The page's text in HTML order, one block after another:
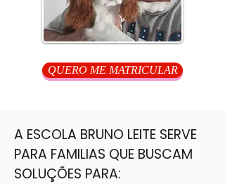
QUERO ME MATRICULAR
A ESCOLA BRUNO LEITE SERVE
PARA FAMILIAS QUE BUSCAM
SOLUÇÕES PARA: